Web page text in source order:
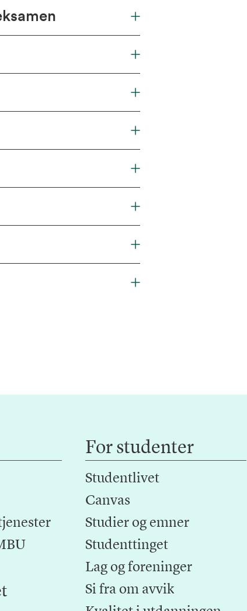
For studenter
Studentlivet
Canvas
Studier og emner
Studenttinget
Lag og foreninger
Si fra om avvik